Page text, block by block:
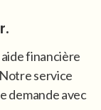
financière
service
demande avec